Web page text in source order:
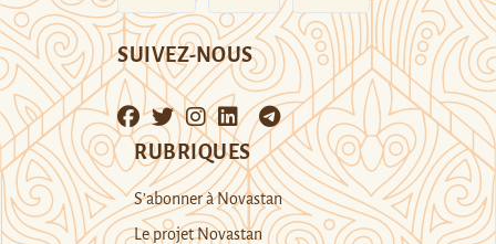
SUIVEZ-NOUS
RUBRIQUES
S’abonner à Novastan
Le projet Novastan